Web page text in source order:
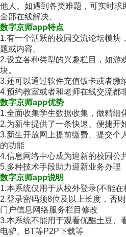
他人。如遇到各类难题，可实时求
全部在线解决。
数字京师app特点
1.有一个活跃的校园交流论坛模块
题或内容。
2.设立各种类型的兴趣栏目，如游
块。
3.还可以通过软件充值饭卡或者缴
4.预约教室或者和老师在线交流都
数字京师app优势
1.全面收集学生数据收集，做精细
2.为新生提供了一条快速、便捷开
3.新生开放网上提前缴费、提交个
的功能
4.信息网络中心成为迎新的校园公
5.多种技术手段助力迎新业务办理
数字京师app说明
1.本系统仅用于从校外登录(不能
2.登录密码须8位及以上长度，否
门户信息网络服务栏目修改
3.本系统不能用于观看优酷土豆、
电驴、BT等P2P下载等